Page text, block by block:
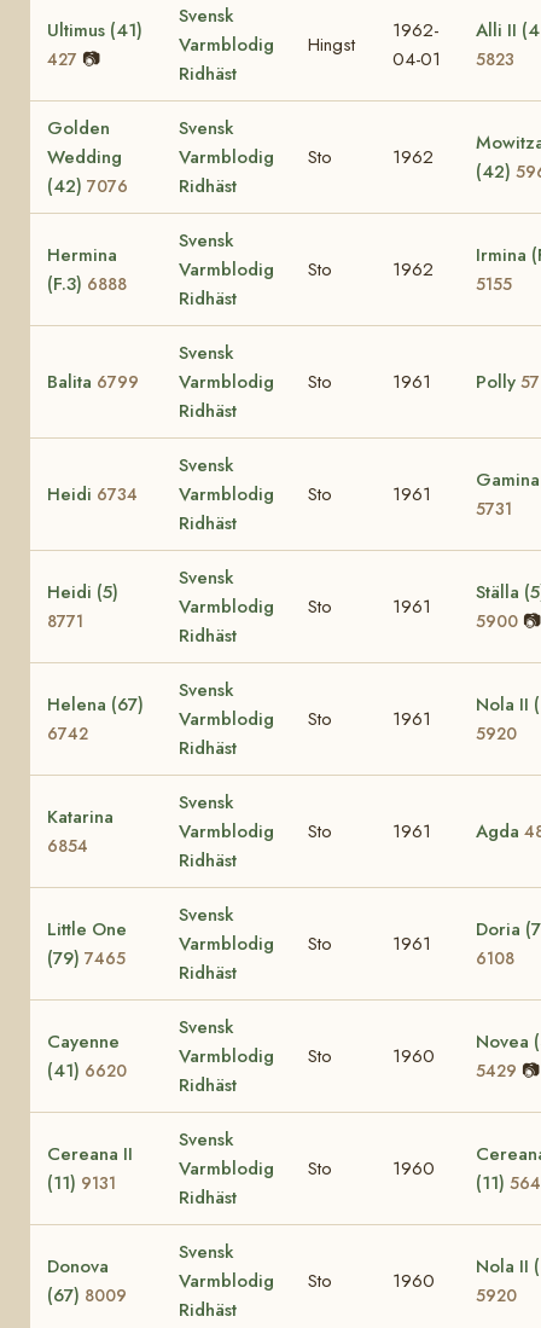
Ultimus (41)
427 📷
Svensk
Varmblodig
Ridhäst
Hingst
1962-
04-01
Alli II
5823
Golden
Wedding
(42) 7076
Svensk
Varmblodig
Ridhäst
Sto 1962
(42)
Hermina
(F.3) 6888
Svensk
Varmblodig
Ridhäst
Sto 1962
Irmina
5155
Balita 6799
Svensk
Varmblodig
Ridhäst
Sto 1961 Polly
Heidi 6734
Svensk
Varmblodig
Ridhäst
Sto 1961
Gamina
5731
Heidi (5)
8771
Svensk
Varmblodig
Ridhäst
Sto 1961
Ställa
5900 📷
Helena (67)
6742
Svensk
Varmblodig
Ridhäst
Sto 1961
Nola II
5920
Katarina
6854
Svensk
Varmblodig
Ridhäst
Sto 1961 Agda
Little One
(79) 7465
Svensk
Varmblodig
Ridhäst
Sto 1961
Doria
6108
Cayenne
(41) 6620
Svensk
Varmblodig
Ridhäst
Sto 1960
Novea
5429 📷
Cereana II
(11) 9131
Svensk
Varmblodig
Ridhäst
Sto 1960
(11)
Donova
(67) 8009
Svensk
Varmblodig
Ridhäst
Sto 1960
Nola II
5920